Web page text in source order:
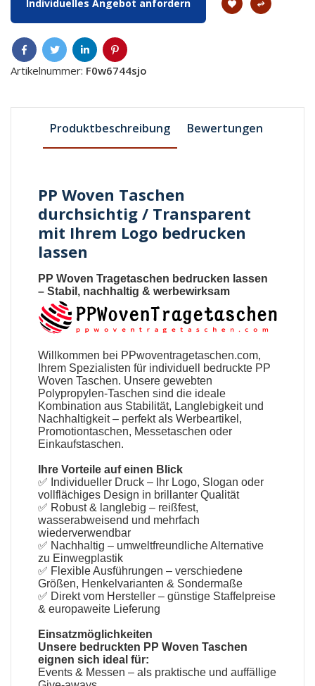
Individuelles Angebot anfordern
Artikelnummer: F0w6744sjo
Produktbeschreibung Bewertungen
PP Woven Taschen
durchsichtig / Transparent
mit Ihrem Logo bedrucken
lassen
PP Woven Tragetaschen bedrucken lassen
– Stabil, nachhaltig & werbewirksam
Willkommen bei PPwoventragetaschen.com,
Ihrem Spezialisten für individuell bedruckte PP
Woven Taschen. Unsere gewebten
Polypropylen-Taschen sind die ideale
Kombination aus Stabilität, Langlebigkeit und
Nachhaltigkeit – perfekt als Werbeartikel,
Promotiontaschen, Messetaschen oder
Einkaufstaschen.
Ihre Vorteile auf einen Blick
✅ Individueller Druck – Ihr Logo, Slogan oder
vollflächiges Design in brillanter Qualität
✅ Robust & langlebig – reißfest,
wasserabweisend und mehrfach
wiederverwendbar
✅ Nachhaltig – umweltfreundliche Alternative
zu Einwegplastik
✅ Flexible Ausführungen – verschiedene
Größen, Henkelvarianten & Sondermaße
✅ Direkt vom Hersteller – günstige Staffelpreise
& europaweite Lieferung
Einsatzmöglichkeiten
Unsere bedruckten PP Woven Taschen
eignen sich ideal für:
Events & Messen – als praktische und auffällige